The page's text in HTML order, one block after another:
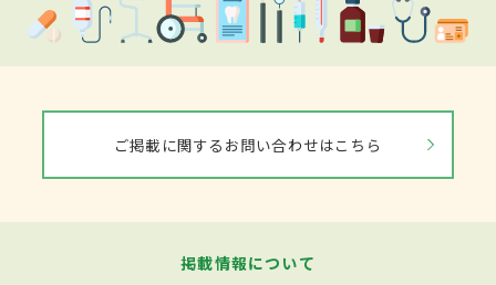
ご掲載に関するお問い合わせはこちら
掲載情報について